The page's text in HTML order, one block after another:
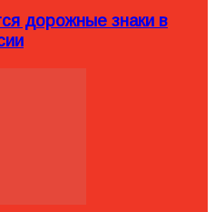
дорожные знаки в